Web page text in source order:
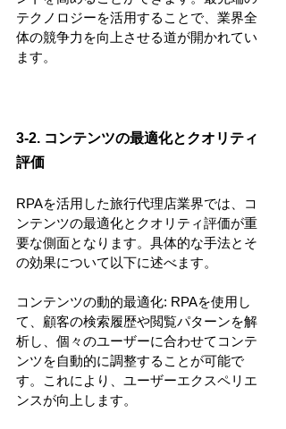
テクノロジーを活用することで、業界全
体の競争力を向上させる道が開かれてい
ます。
3-2. コンテンツの最適化とクオリティ
評価
RPAを活用した旅行代理店業界では、コ
ンテンツの最適化とクオリティ評価が重
要な側面となります。具体的な手法とそ
の効果について以下に述べます。
コンテンツの動的最適化: RPAを使用し
て、顧客の検索履歴や閲覧パターンを解
析し、個々のユーザーに合わせてコンテ
ンツを自動的に調整することが可能で
す。これにより、ユーザーエクスペリエ
ンスが向上します。